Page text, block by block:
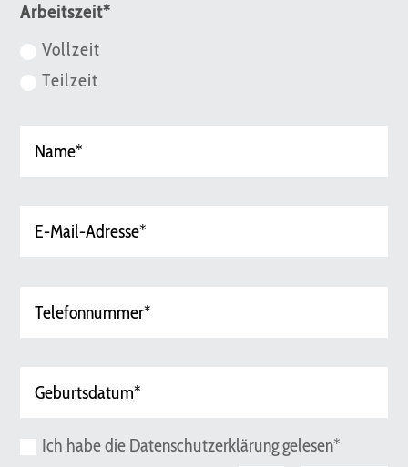
Arbeitszeit*
Vollzeit
Teilzeit
Ich habe die Datenschutzerklärung gelesen*